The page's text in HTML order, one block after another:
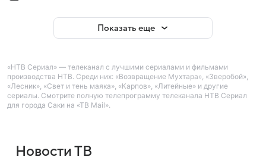
Показать еще
«НТВ Сериал» — телеканал с лучшими сериалами и фильмами
производства НТВ. Среди них: «Возвращение Мухтара», «Зверобой»,
«Лесник», «Свет и тень маяка», «Карпов», «Литейные» и другие
сериалы. Смотрите полную телепрограмму телеканала НТВ Сериал
для города Саки на «ТВ Mail».
Новости ТВ